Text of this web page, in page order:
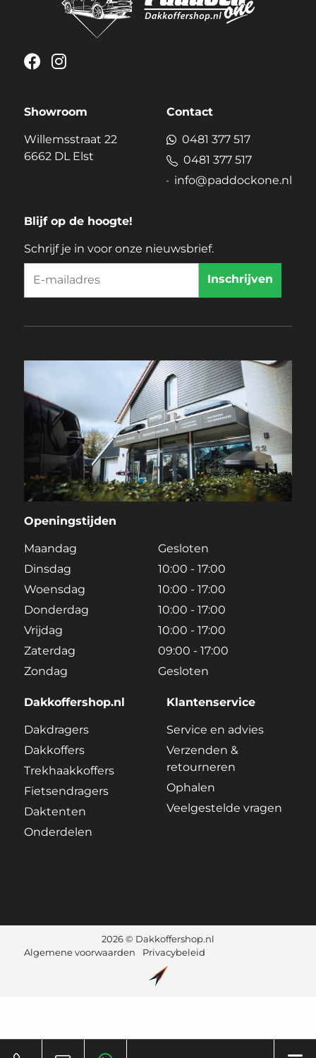
Showroom
Willemsstraat 22
6662 DL Elst
Contact
0481 377 517
0481 377 517
info@paddockone.nl
Blijf op de hoogte!
Schrijf je in voor onze nieuwsbrief.
Openingstijden
Maandag
Gesloten
Dinsdag
10:00 - 17:00
Woensdag
10:00 - 17:00
Donderdag
10:00 - 17:00
Vrijdag
10:00 - 17:00
Zaterdag
09:00 - 17:00
Zondag
Gesloten
Dakkoffershop.nl
Dakdragers
Dakkoffers
Trekhaakkoffers
Fietsendragers
Daktenten
Onderdelen
Klantenservice
Service en advies
Verzenden &
retourneren
Ophalen
Veelgestelde vragen
2026 © Dakkoffershop.nl
Algemene voorwaarden
Privacybeleid